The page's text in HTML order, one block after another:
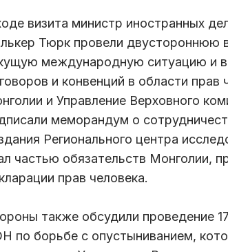
визита министр иностранных
Тюрк провели двустороннюю
международную ситуацию и
и конвенций в области
и Управление Верховного
меморандум о
Регионального центра
частью обязательств Монголии,
прав человека.
также обсудили проведение
по борьбе с опустыниванием,